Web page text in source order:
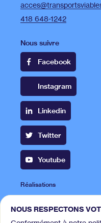
418 648-1242
Nous suivre
Facebook
Instagram
Linkedin
Twitter
Youtube
Réalisations
Projets
Campagnes
NOUS RESPECTONS